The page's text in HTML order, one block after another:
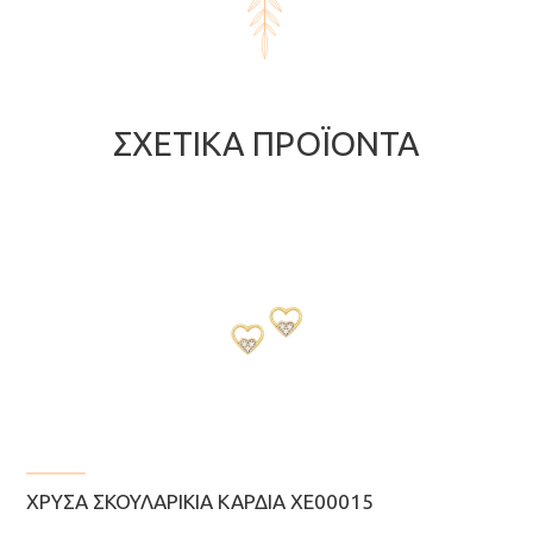
ΣΧΕΤΙΚΆ ΠΡΟΪΌΝΤΑ
ΧΡΥΣΆ ΣΚΟΥΛΑΡΊΚΙΑ ΚΑΡΔΙΆ ΧΕ00015